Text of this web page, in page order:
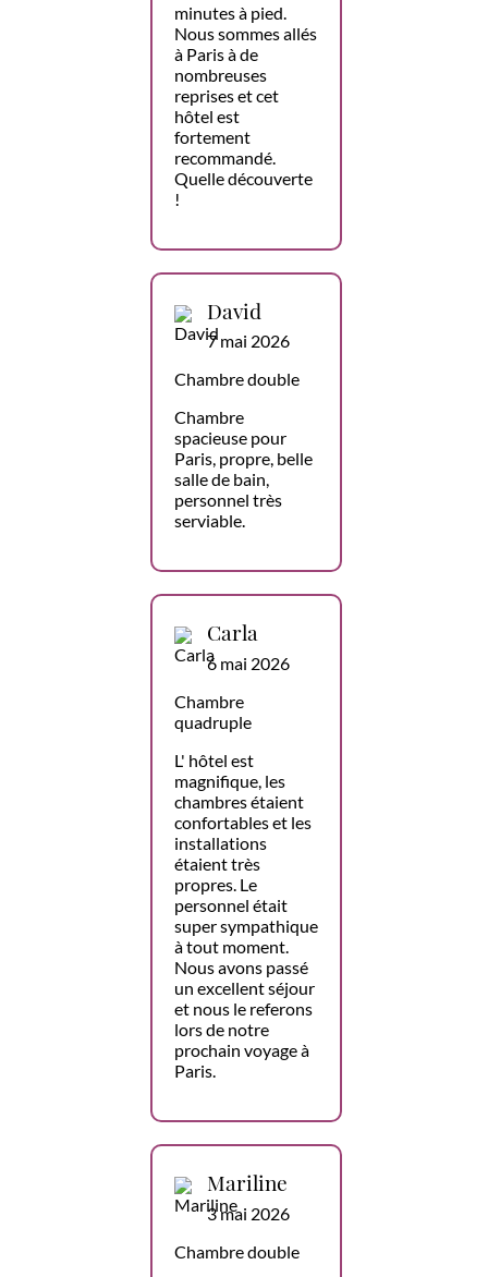
minutes à pied.
Nous sommes allés
à Paris à de
nombreuses
reprises et cet
hôtel est
fortement
recommandé.
Quelle découverte
!
David
7 mai 2026
Chambre double
Chambre
spacieuse pour
Paris, propre, belle
salle de bain,
personnel très
serviable.
Carla
6 mai 2026
Chambre
quadruple
L' hôtel est
magnifique, les
chambres étaient
confortables et les
installations
étaient très
propres. Le
personnel était
super sympathique
à tout moment.
Nous avons passé
un excellent séjour
et nous le referons
lors de notre
prochain voyage à
Paris.
Mariline
3 mai 2026
Chambre double